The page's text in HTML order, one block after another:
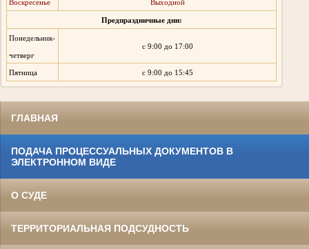
Воскресенье Выходной
Предпраздничные дни:
Понедельник-
четверг
с 9:00 до 17:00
Пятница с 9:00 до 15:45
ГЛАВНАЯ
ПОДАЧА ПРОЦЕССУАЛЬНЫХ ДОКУМЕНТОВ В
ЭЛЕКТРОННОМ ВИДЕ
О СУДЕ
ТЕРРИТОРИАЛЬНАЯ ПОДСУДНОСТЬ